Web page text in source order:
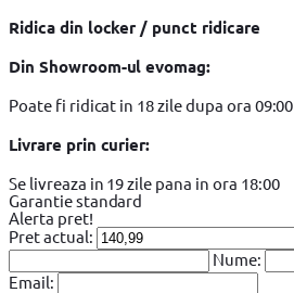
Ridica din locker / punct ridicare
Din Showroom-ul evomag:
Poate fi ridicat in 18 zile dupa ora 09:00
Livrare prin curier:
Se livreaza in 19 zile pana in ora 18:00
Garantie standard
Alerta pret!
Pret actual:
Nume:
Email: